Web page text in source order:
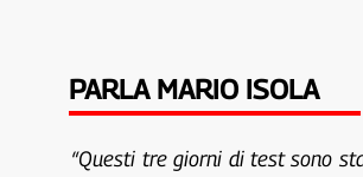
PARLA MARIO ISOLA
“Questi tre giorni di test sono